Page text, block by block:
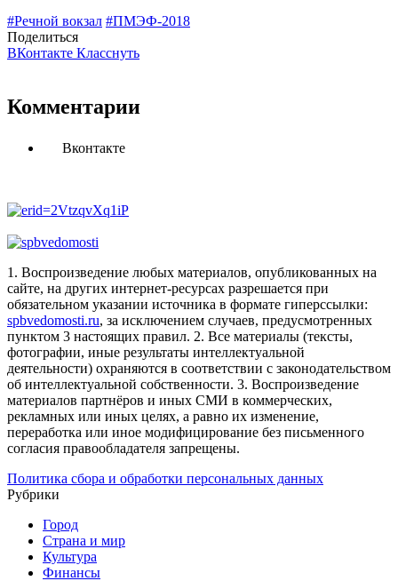
#Речной вокзал #ПМЭФ-2018
Поделиться
ВКонтакте Класснуть
Комментарии
Вконтакте
1. Воспроизведение любых материалов, опубликованных на
сайте, на других интернет-ресурсах разрешается при
обязательном указании источника в формате гиперссылки:
spbvedomosti.ru, за исключением случаев, предусмотренных
пунктом 3 настоящих правил. 2. Все материалы (тексты,
фотографии, иные результаты интеллектуальной
деятельности) охраняются в соответствии с законодательством
об интеллектуальной собственности. 3. Воспроизведение
материалов партнёров и иных СМИ в коммерческих,
рекламных или иных целях, а равно их изменение,
переработка или иное модифицирование без письменного
согласия правообладателя запрещены.
Политика сбора и обработки персональных данных
Рубрики
Город
Страна и мир
Культура
Финансы